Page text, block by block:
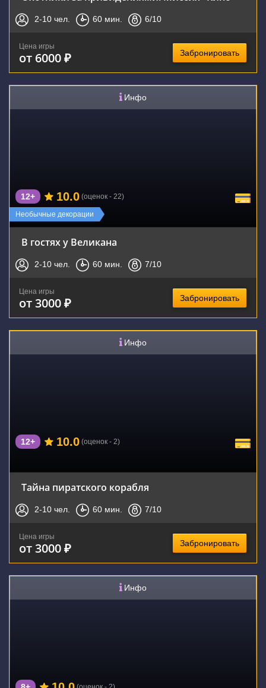
2-10 чел. 60 мин. 6/10
Цена игры
от 6000 ₽ Забронировать
Инфо
Необычные декорации
12+ 10.0 (оценок - 22)
В гостях у Великана
2-10 чел. 60 мин. 7/10
Цена игры
от 3000 ₽ Забронировать
Инфо
12+ 10.0 (оценок - 2)
Тайна пиратского корабля
2-10 чел. 60 мин. 7/10
Цена игры
от 3000 ₽ Забронировать
Инфо